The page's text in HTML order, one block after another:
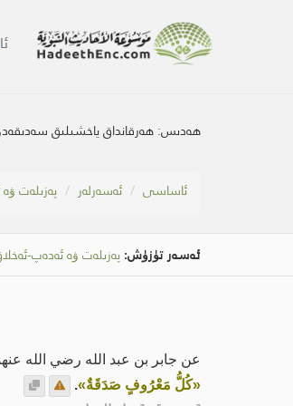
ھەدىس:ھەرقانداق ياخشىلىق
ئاساسى ئەسەرلەر پەزىلەت
ئەسەر تۈزۈش:پەزىلەت ۋە ئەدەپ-
عن جابر بن عبد الله رضي الله
«كُلُّ مَعْرُوفٍ صَدَقَةٌ».